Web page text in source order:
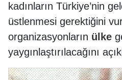
kadınların Türkiye’nin
üstlenmesi gerektiğini
organizasyonların ülke
yaygınlaştırılacağını